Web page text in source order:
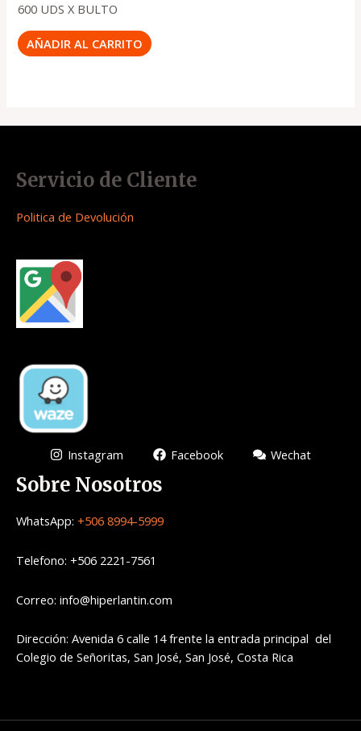
600 UDS X BULTO
AÑADIR AL CARRITO
Servicio de Cliente
Politica de Devolución
Instagram Facebook Wechat
Sobre Nosotros
WhatsApp: +506 8994-5999
Telefono: +506 2221-7561
Correo: info@hiperlantin.com
Dirección: Avenida 6 calle 14 frente la entrada principal del
Colegio de Señoritas, San José, San José, Costa Rica